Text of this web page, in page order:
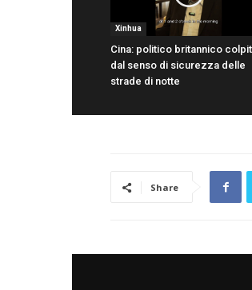
Xinhua
Cina: politico britannico
dal senso di sicurezza delle
strade di notte
Share